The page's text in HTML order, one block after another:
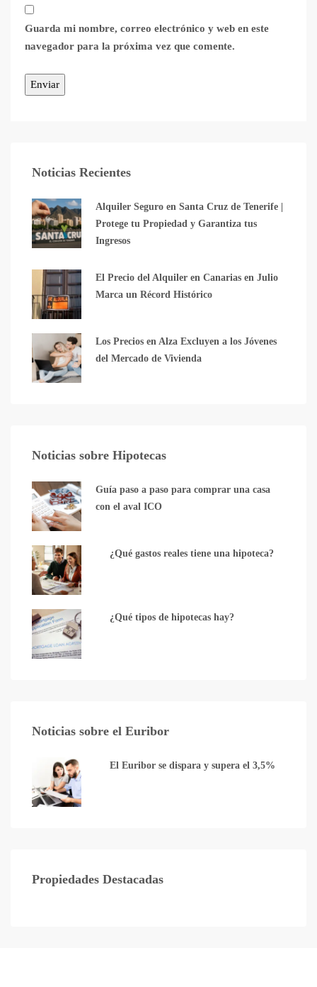
Guarda mi nombre, correo electrónico y web en este
navegador para la próxima vez que comente.
Noticias Recientes
Alquiler Seguro en Santa Cruz de Tenerife |
Protege tu Propiedad y Garantiza tus
Ingresos
El Precio del Alquiler en Canarias en Julio
Marca un Récord Histórico
Los Precios en Alza Excluyen a los Jóvenes
del Mercado de Vivienda
Noticias sobre Hipotecas
Guía paso a paso para comprar una casa
con el aval ICO
¿Qué gastos reales tiene una hipoteca?
¿Qué tipos de hipotecas hay?
Noticias sobre el Euribor
El Euribor se dispara y supera el 3,5%
Propiedades Destacadas